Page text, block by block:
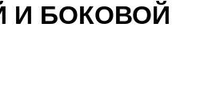
И БОКОВОЙ